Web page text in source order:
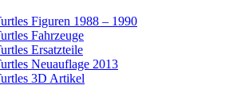
Figuren 1988 – 1990
Fahrzeuge
Ersatzteile
Neuauflage 2013
3D Artikel